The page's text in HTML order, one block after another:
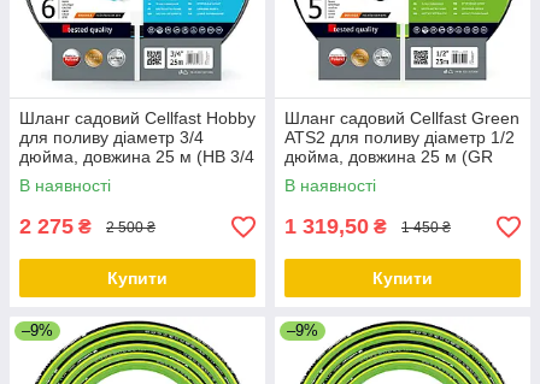
Шланг садовий Cellfast Hobby
для поливу діаметр 3/4
дюйма, довжина 25 м (HB 3/4
25)
В наявності
2 275 ₴ 2 500 ₴
Купити
Шланг садовий Cellfast Green
ATS2 для поливу діаметр 1/2
дюйма, довжина 25 м (GR
1/2 25)
В наявності
1 319,50 ₴ 1 450 ₴
Купити
–9% –9%